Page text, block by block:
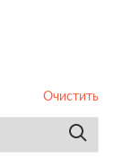
Очистить